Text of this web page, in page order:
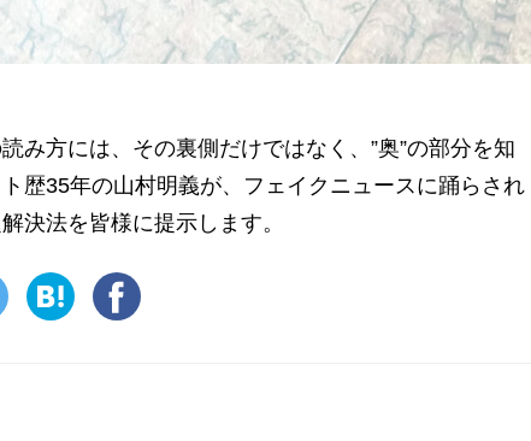
み方には、その裏側だけではなく、”奥”の部分を知
歴35年の山村明義が、フェイクニュースに踊らされ
決法を皆様に提示します。